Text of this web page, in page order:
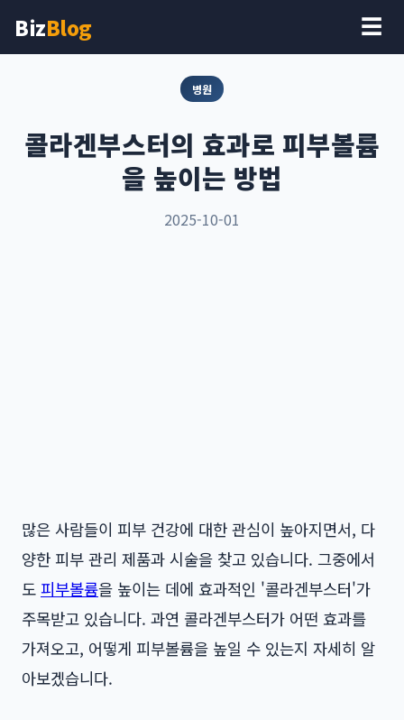
BizBlog ☰
병원
콜라겐부스터의 효과로 피부볼륨
을 높이는 방법
2025-10-01
많은 사람들이 피부 건강에 대한 관심이 높아지면서, 다
양한 피부 관리 제품과 시술을 찾고 있습니다. 그중에서
도 피부볼륨을 높이는 데에 효과적인 '콜라겐부스터'가
주목받고 있습니다. 과연 콜라겐부스터가 어떤 효과를
가져오고, 어떻게 피부볼륨을 높일 수 있는지 자세히 알
아보겠습니다.